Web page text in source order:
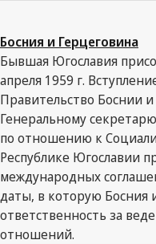
Босния и Герцеговина
Бывшая Югославия
апреля 1959 г.
Правительство Боснии
Генеральному
по отношению к
Республике Югославии
международных
даты, в которую Босния
ответственность за
отношений.